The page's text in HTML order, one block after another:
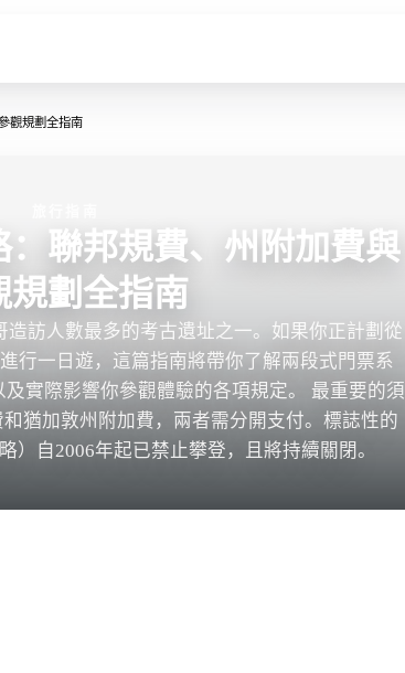
觀規劃全指南
聯邦規費、州附加費與
規劃全指南
訪人數最多的考古遺址之一。如果你正計劃從
行一日遊，這篇指南將帶你了解兩段式門票系
實際影響你參觀體驗的各項規定。 最重要的須
猶加敦州附加費，兩者需分開支付。標誌性的
）自2006年起已禁止攀登，且將持續關閉。